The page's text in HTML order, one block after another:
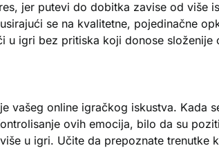
jer putevi do dobitka zavise od više
se na kvalitetne, pojedinačne
u igri bez pritiska koji donose složenije
vašeg online igračkog iskustva. Kada
ovih emocija, bilo da su
u igri. Učite da prepoznate trenutke